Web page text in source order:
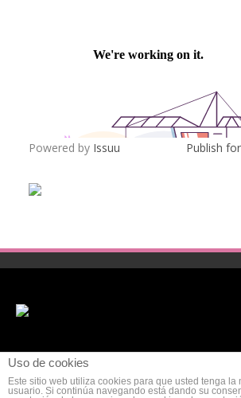
Powered by Issuu Publish
Uso de cookies
Este sitio web utiliza cookies para que usted tenga la
usuario. Si continúa navegando está dando su